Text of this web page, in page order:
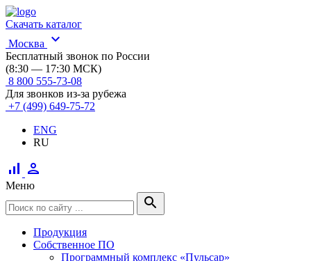
Скачать каталог
Москва
expand_more
Бесплатный звонок по России
(8:30 — 17:30 МСК)
8 800 555-73-08
Для звонков из-за рубежа
+7 (499) 649-75-72
ENG
RU
signal_cellular_alt person
Меню
search
Продукция
Собственное ПО
Программный комплекс «Пульсар»